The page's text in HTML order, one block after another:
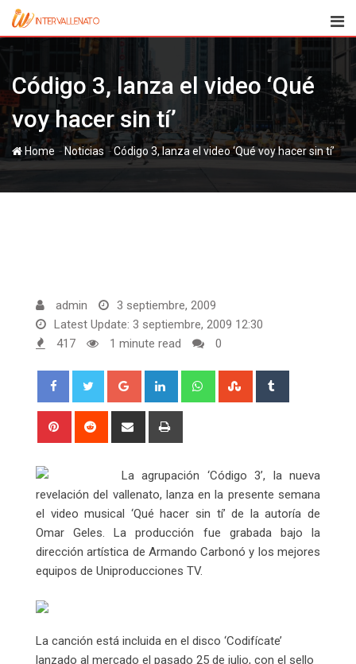
Skip
content
Código 3, lanza el video ‘Qué
voy hacer sin tí’
Home -Noticias -Código 3, lanza el video ‘Qué voy hacer sin tí’
admin
3 septiembre, 2009
Latest Update: 3 septiembre, 2009 12:30
417
1 minute read 0
Google+ LinkedIn WhatsappStumbleUpon
Pinterest Reddit
Share
La agrupación ‘Código 3’, la nueva
revelación del vallenato, lanza en la presente semana
el video musical ‘Qué hacer sin tí’ de la autoría de
Omar Geles. La producción fue grabada bajo la
dirección artística de Armando Carbonó y los mejores
equipos de Uniproducciones TV.
La canción está incluida en el disco ‘Codifícate’
lanzado al mercado el pasado 25 de julio, con el sello